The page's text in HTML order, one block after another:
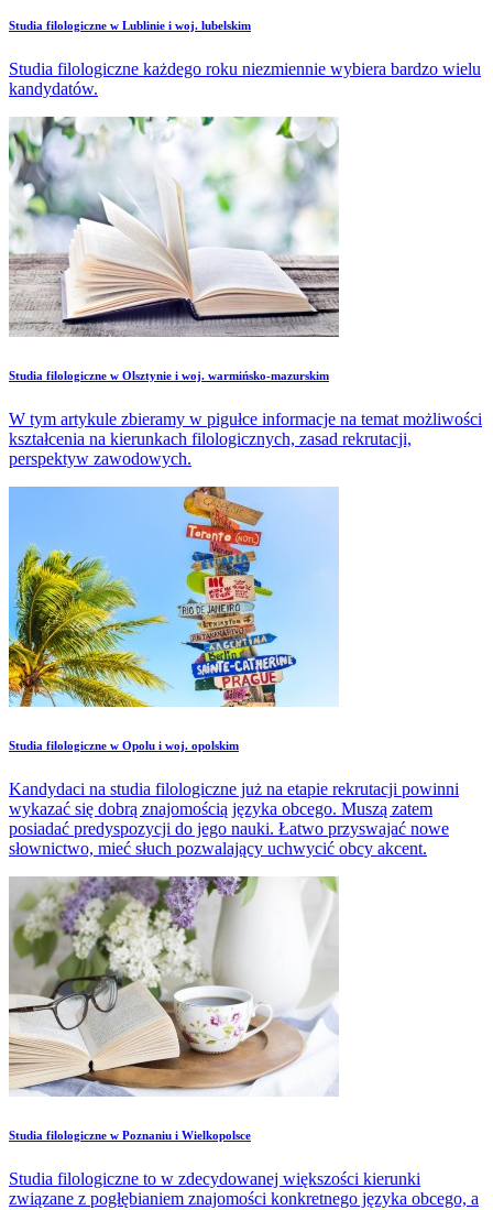
Studia filologiczne w Lublinie i woj. lubelskim
Studia filologiczne każdego roku niezmiennie wybiera bardzo wielu
kandydatów.
Studia filologiczne w Olsztynie i woj. warmińsko-mazurskim
W tym artykule zbieramy w pigułce informacje na temat możliwości
kształcenia na kierunkach filologicznych, zasad rekrutacji,
perspektyw zawodowych.
Studia filologiczne w Opolu i woj. opolskim
Kandydaci na studia filologiczne już na etapie rekrutacji powinni
wykazać się dobrą znajomością języka obcego. Muszą zatem
posiadać predyspozycji do jego nauki. Łatwo przyswajać nowe
słownictwo, mieć słuch pozwalający uchwycić obcy akcent.
Studia filologiczne w Poznaniu i Wielkopolsce
Studia filologiczne to w zdecydowanej większości kierunki
związane z pogłębianiem znajomości konkretnego języka obcego, a